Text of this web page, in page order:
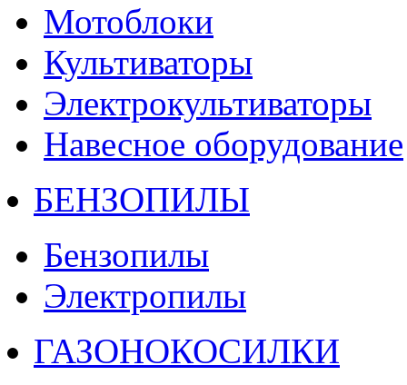
Мотоблоки
Культиваторы
Электрокультиваторы
Навесное оборудование
БЕНЗОПИЛЫ
Бензопилы
Электропилы
ГАЗОНОКОСИЛКИ